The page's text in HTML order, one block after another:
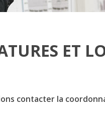
ET
contacter la